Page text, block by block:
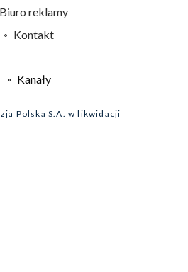
Biuro reklamy
Kontakt
Kanały
Polska S.A. w likwidacji